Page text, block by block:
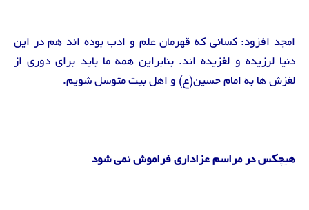
امجد افزود: کسانی که قهرمان علم و ادب بوده اند هم در این
دنیا لرزیده و لغزیده اند. بنابراین همه ما باید برای دوری از
لغزش ها به امام حسین(ع) و اهل بیت متوسل شویم.
هیچکس در مراسم عزاداری فراموش نمی شود